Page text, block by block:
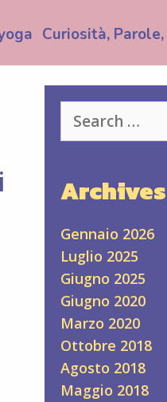
Curiosità,
for:
Archives
Gennaio 2026
Luglio 2025
Giugno 2025
Giugno 2020
Marzo 2020
Ottobre 2018
Agosto 2018
Maggio 2018